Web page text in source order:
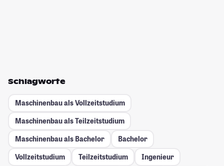
Schlagworte
Maschinenbau als Vollzeitstudium
Maschinenbau als Teilzeitstudium
Maschinenbau als Bachelor
Bachelor
Vollzeitstudium
Teilzeitstudium
Ingenieur